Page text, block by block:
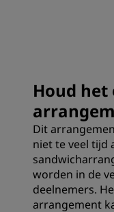
Houd het
Dit
niet te veel tijd
worden in de
deelnemers.
arrangement